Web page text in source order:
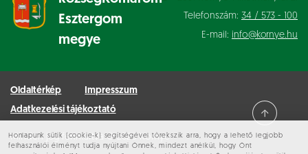
Honlapunk sütik (cookie-k) segítségével törekszik arra, hogy a lehető legjobb
felhasználói élményt tudja nyújtani Önnek, mindezt anélkül, hogy Önt
Esztergom
megye
Telefonszám: 34 / 573 - 100
E-mail: info@kornye.hu
Oldaltérkép
Impresszum
Adatkezelési tájékoztató
Minden jog fenntartva © 2026 Környe